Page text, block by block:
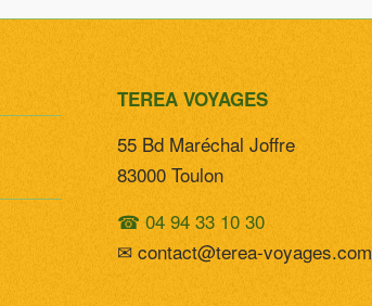
TEREA VOYAGES
55 Bd Maréchal Joffre
83000 Toulon
☎ 04 94 33 10 30
✉ contact@terea-voyages.com